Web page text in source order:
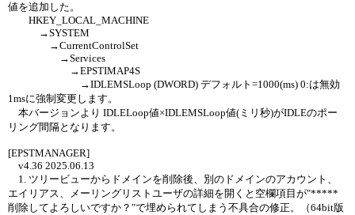
値を追加した。
HKEY_LOCAL_MACHINE
→SYSTEM
→CurrentControlSet
→Services
→EPSTIMAP4S
→IDLEMSLoop (DWORD) デフォルト=1000(ms) 0:は無効
1msに強制変更します。
本バージョンより IDLELoop値×IDLEMSLoop値(ミリ秒)がIDLEのポー
リング間隔となります。
[EPSTMANAGER]
v4.36 2025.06.13
1. ツリービューからドメインを削除後、別のドメインのアカウント、
エイリアス、メーリングリストユーザの詳細を開くと空欄項目が"*****
削除してよろしいですか？"で埋められてしまう不具合の修正。（64bit版